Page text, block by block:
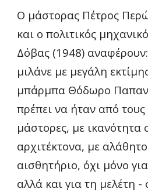
Ο μάστορας Πέτρος
και ο πολιτικός
Δόβας (1948) αναφέρουν:
μιλάνε με μεγάλη
μπάρμπα Θόδωρο
πρέπει να ήταν από
μάστορες, με ικανότητα
αρχιτέκτονα, με
αισθητήριο, όχι μόνο
αλλά και για τη μελέτη -